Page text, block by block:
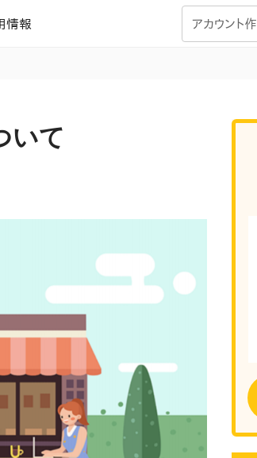
ラーニングサークル
セキュリティー
AIや組織開発を深掘り解説する、実践に役立つナレッ
情報 アカウント
いて